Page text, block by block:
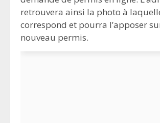
retrouvera ainsi la photo à
correspond et pourra l’apposer
nouveau permis.